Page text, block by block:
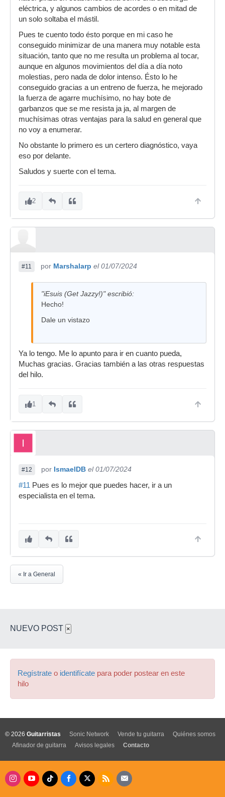
eléctrica, y algunos cambios de acordes o en mitad de
un solo soltaba el mástil.
Pues te cuento todo ésto porque en mi caso he
conseguido minimizar de una manera muy notable esta
situación, tanto que no me resulta un problema al tocar,
aunque en algunos movimientos del día a día noto
molestias, pero nada de dolor intenso. Ésto lo he
conseguido gracias a un entreno de fuerza, he mejorado
la fuerza de agarre muchísimo, no hay bote de
garbanzos que se me resista ja ja, al margen de
muchísimas otras ventajas para la salud en general que
no voy a enumerar.
No obstante lo primero es un certero diagnóstico, vaya
eso por delante.
Saludos y suerte con el tema.
2
#11 por Marshalarp el 01/07/2024
"iEsuis (Get Jazzy!)" escribió:
Hecho!
Dale un vistazo
Ya lo tengo. Me lo apunto para ir en cuanto pueda,
Muchas gracias. Gracias también a las otras respuestas
del hilo.
1
#12 por IsmaelDB el 01/07/2024
#11 Pues es lo mejor que puedes hacer, ir a un
especialista en el tema.
« Ir a General
NUEVO POST ×
Regístrate o identifícate para poder postear en este
hilo
© 2026 Guitarristas Sonic Network Vende tu guitarra
Quiénes somos
Afinador de guitarra
Avisos legales Contacto